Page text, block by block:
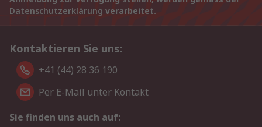
Datenschutzerklärung verarbeitet.
Kontaktieren Sie uns:
+41 (44) 28 36 190
Per E-Mail unter Kontakt
Sie finden uns auch auf: